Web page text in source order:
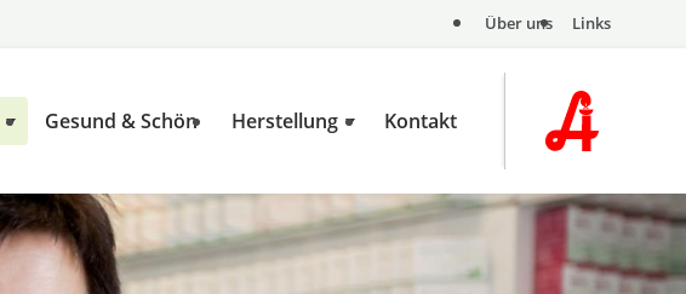
Über uns Links
Gesund & Schön Herstellung Kontakt